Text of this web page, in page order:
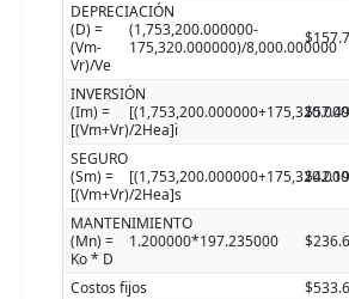
DEPRECIACIÓN
(D) =
(Vm-
Vr)/Ve
(1,753,200.000000-
175,320.000000)/8,000.000000
INVERSIÓN
(Im) =
[(Vm+Vr)/2Hea]i
$57.49
SEGURO
(Sm) =
[(Vm+Vr)/2Hea]s
$42.19
MANTENIMIENTO
(Mn) =
Ko * D
1.200000*197.235000
Costos fijos